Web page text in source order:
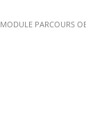
MODULE PARCOURS